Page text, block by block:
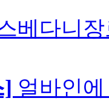
베다니
] 얼바인